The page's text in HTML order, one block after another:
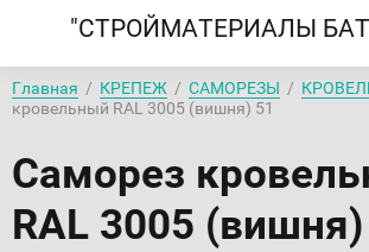
"СТРОЙМАТЕРИАЛЫ
Главная
  /
КРЕПЕЖ
  /
САМОРЕЗЫ
  /
кровельный RAL 3005 (вишня) 51
Саморез
RAL 3005 (вишня)